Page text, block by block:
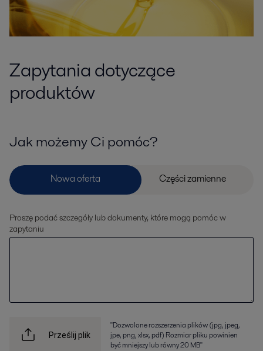
Zapytania dotyczące
produktów
Jak możemy Ci pomóc?
Proszę podać szczegóły lub dokumenty, które mogą pomóc w
zapytaniu
Prześlij plik
"Dozwolone rozszerzenia plików (jpg, jpeg,
jpe, png, xlsx, pdf) Rozmiar pliku powinien
być mniejszy lub równy 20 MB"